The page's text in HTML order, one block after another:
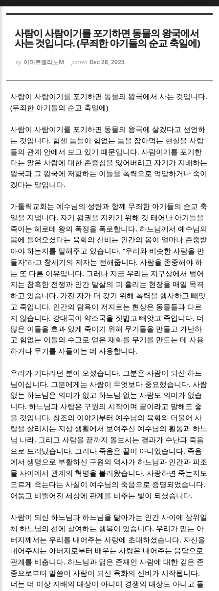
사람이 사람이기를 포기하면 동물의 왕국에서
사는 것입니다. (무죄한 아기들의 순교 축일에)
by 이마르첼리노M posted Dec 28, 2023
사람이 사람이기를 포기하면 동물의 왕국에서 사는 것입니다.
(무죄한 아기들의 순교 축일에)
사람이 사람이기를 포기하면 동물의 왕국에 살겠다고 선언하
는 것입니다. 힘센 놈들이 힘없는 놈을 잡아먹는 현실을 사람
들의 관계 안에서 보고 있기 때문입니다.사람이기를 포기한
다는 말은 사람에 대한 존중심을 잃어버리고 자기가 지배하는
왕국과 그 왕국에 저항하는 이들을 폭력으로 억압하거나 죽이
겠다는 말입니다.
가톨릭교회는 예수님의 성탄과 함께 무죄한 아기들의 순교 축
일을 지냅니다. 자기 왕권을 지키기 위해 갓 태어난 아기들을
죽이는 헤로데 왕의 폭정을 폭로합니다.하느님께서 예수님의
몸에 들어오셨다는 육화의 신비는 인간의 몸이 얼마나 존중받
아야 하는지를 말해주고 있습니다. “우리와 비슷한 사람을 만
들자”라고 창세기의 저자는 전해줍니다.사람을 존중해야 하
는 또 다른 이유입니다. 그러나 지금 우리는 지구상에서 벌어
지는 참혹한 전쟁과 인간 말살의 피 흘리는 현장을 매일 목격
하고 있습니다. 가진 자가 더 갖기 위해 폭력을 행사하고 빼앗
고 죽입니다. 인간의 탐욕이 저지르는 현상은 동물들과 다르
지 않습니다. 강대국이 약소국을 짓밟고 빼앗고 죽입니다. 더
많은 이들을 효과 있게 죽이기 위해 무기들을 만들고 가난하
고 힘없는 이들의 수고로 얻은 재화를 무기를 만드는 데 사용
하거나 무기를 사들이는 데 사용합니다.
우리가 기다리던 분이 오셨습니다. 그분은 사람이 되신 하느
님이십니다. 그분에게는 사람이 무엇보다 중요했습니다.사람
없는 하느님은 의미가 없고 하느님 없는 사람도 의미가 없습
니다.하느님과 사람은 구원의 시작이며 끝이라고 말해도 좋
을 것입니다. 창조의 이야기부터 예수님의 육화와 더불어 사
람을 살리시는 지상 생활에서 보여주신 예수님의 활동과 하느
님 나라, 그리고 사람을 끝까지 돌보시는 결과가 수난과 죽음
으로 드러났습니다. 그러나 죽음은 끝이 아니었습니다. 죽음
에서 생명으로 부활하신 구원의 역사가 하느님과 인간과 피조
물 사이에서 관계의 혁명을 불러왔습니다.사랑하면 죽는지도
모르게 죽는다는 사실이 예수님의 죽음으로 증명되었습니다.
어둡고 비뚤어진 세상에 관계를 비추는 빛이 되셨습니다.
사람이 되신 하느님과 하느님을 닮아가는 인간 사이에 삼위일
체 하느님의 선에 참여하는 행복이 있습니다. 우리가 믿는 아
버지께서는 우리를 내어주는 사랑에 초대하셨습니다. 자신을
내어주시는 아버지로부터 배우는 사랑은 내어주는 응답으로
관계를 비춥니다.하느님과 닮은 존재인 사람에 대한 깊은 존
중으로부터 말씀이 사람이 되신 육화의 신비가 시작됩니다.
너는 더 이상 지배의 대상이 아니며 경쟁의 대상도 아니고 돌
Sketchbook5, 스케치북5
Sketchbook5, 스케치북5
Sketchbook5, 스케치북5
Sketchbook5, 스케치북5